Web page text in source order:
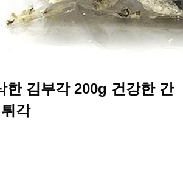
한 김부각 200g 건강한 간
각